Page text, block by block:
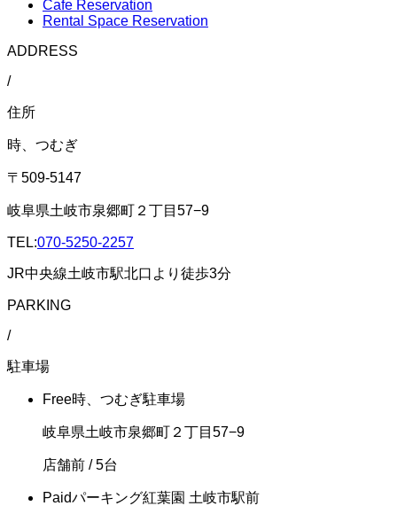
Cafe Reservation
Rental Space Reservation
ADDRESS
/
住所
時、つむぎ
〒509-5147
岐阜県土岐市泉郷町２丁目57−9
TEL:070-5250-2257
JR中央線土岐市駅北口より徒歩3分
PARKING
/
駐車場
Free時、つむぎ駐車場
岐阜県土岐市泉郷町２丁目57−9
店舗前 / 5台
Paidパーキング紅葉園 土岐市駅前